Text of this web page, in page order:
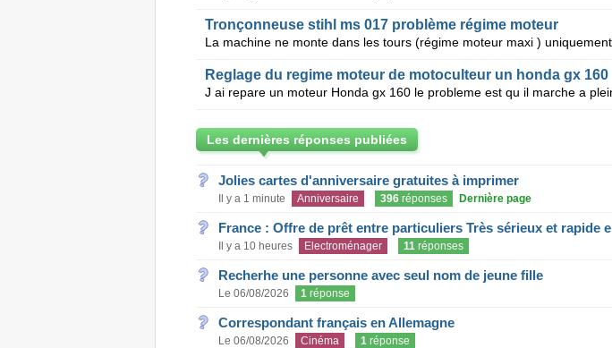
Tronçonneuse stihl ms 017 problème régime moteur
Reglage du regime moteur de motoculteur un honda gx 160
Les dernières réponses publiées
Jolies cartes d'anniversaire gratuites à imprimer
Il y a 1 minute Anniversaire 396réponses Dernière page
France : Offre de prêt entre particuliers Très sérieux et rapide e
Il y a 10 heures Electroménager 11réponses
Recherhe une personne avec seul nom de jeune fille
Le 06/08/2026 1réponse
Correspondant français en Allemagne
Le 06/08/2026 Cinéma 1réponse